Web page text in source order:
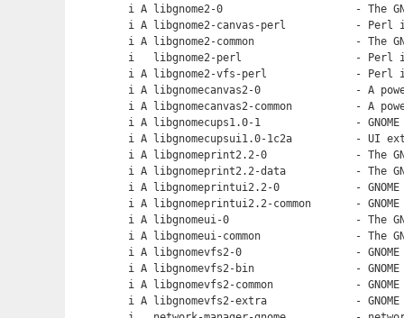
i A libgnome2-0                     - The
i A libgnome2-canvas-perl           - Perl
i A libgnome2-common                - The
i   libgnome2-perl                  - Perl
i A libgnome2-vfs-perl              - Perl
i A libgnomecanvas2-0               - A
i A libgnomecanvas2-common          - A
i A libgnomecups1.0-1               -
i A libgnomecupsui1.0-1c2a          - UI
i A libgnomeprint2.2-0              - The
i A libgnomeprint2.2-data           - The
i A libgnomeprintui2.2-0            -
i A libgnomeprintui2.2-common       -
i A libgnomeui-0                    - The
i A libgnomeui-common               - The
i A libgnomevfs2-0                  -
i A libgnomevfs2-bin                -
i A libgnomevfs2-common             -
i A libgnomevfs2-extra              -